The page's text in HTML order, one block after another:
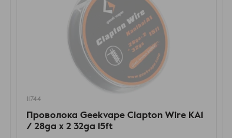
11744
Проволока Geekvape Clapton Wire KA1
/ 28ga x 2 32ga 15ft